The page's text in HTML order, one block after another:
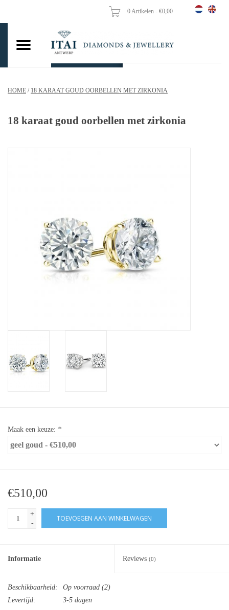
0 Artikelen - €0,00
Trouwringen
Baby Armbanden
Exclusieve ringen
HOME / 18 KARAAT GOUD OORBELLEN MET ZIRKONIA
18 karaat goud oorbellen met zirkonia
Maak een keuze: *
€510,00
+
-
TOEVOEGEN AAN WINKELWAGEN
Informatie Reviews (0)
Beschikbaarheid: Op voorraad (2)
Levertijd:
3-5 dagen